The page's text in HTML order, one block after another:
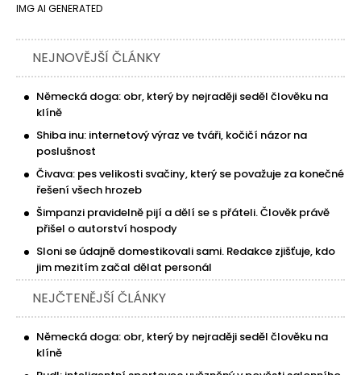
IMG AI GENERATED
NEJNOVĚJŠÍ ČLÁNKY
Německá doga: obr, který by nejraději seděl člověku na
klíně
Shiba inu: internetový výraz ve tváři, kočičí názor na
poslušnost
Čivava: pes velikosti svačiny, který se považuje za konečné
řešení všech hrozeb
Šimpanzi pravidelně pijí a dělí se s přáteli. Člověk právě
přišel o autorství hospody
Sloni se údajně domestikovali sami. Redakce zjišťuje, kdo
jim mezitím začal dělat personál
NEJČTENĚJŠÍ ČLÁNKY
Německá doga: obr, který by nejraději seděl člověku na
klíně